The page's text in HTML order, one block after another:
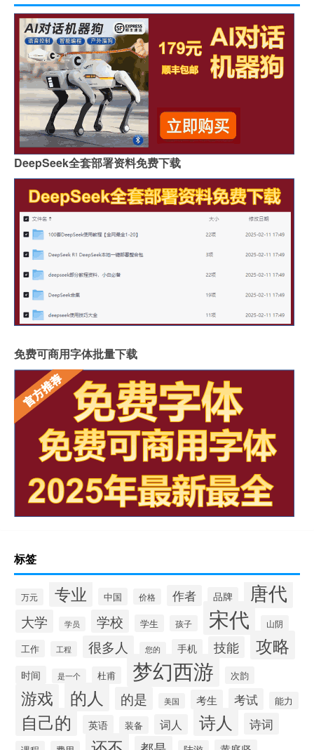
DeepSeek全套部署资料免费下载
免费可商用字体批量下载
标签
万元 专业 中国 价格 作者 品牌 唐代
大学 学员 学校 学生 孩子 宋代 山阴
工作 工程 很多人 您的 手机 技能 攻略
时间 是一个 杜甫 梦幻西游 次韵
游戏 的人 的是 美国 考生 考试 能力
自己的 英语 装备 词人 诗人 诗词